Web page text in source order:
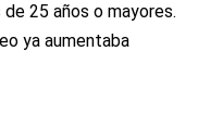
25 años o mayores.
ya aumentaba